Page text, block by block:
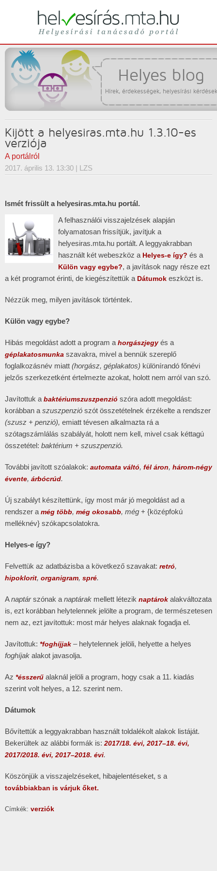
helyesírás
Helyesírási tanácsadó portál
Helyes blog
Hírek, érdekességek, helyesírási kérdések
Kijött a helyesiras.mta.hu 1.3.10-es
verziója
A portálról
2017. április 13. 13:30 | LZS
Ismét frissült a helyesiras.mta.hu portál.
A felhasználói visszajelzések alapján
folyamatosan frissítjük, javítjuk a
helyesiras.mta.hu portált. A leggyakrabban
használt két webeszköz a Helyes-e így? és a
Külön vagy egybe?, a javítások nagy része ezt
a két programot érinti, de kiegészítettük a Dátumok eszközt is.
Nézzük meg, milyen javítások történtek.
Külön vagy egybe?
Hibás megoldást adott a program a horgászjegyés a
géplakatosmunka szavakra, mivel a bennük szereplő
foglalkozásnév miatt (horgász, géplakatos) különírandó főnévi
jelzős szerkezetként értelmezte azokat, holott nem arról van szó.
Javítottuk a baktériumszuszpenzió szóra adott megoldást:
korábban a szuszpenzió szót összetételnek érzékelte a rendszer
(szusz + penzió), emiatt tévesen alkalmazta rá a
szótagszámlálás szabályát, holott nem kell, mivel csak kéttagú
összetétel: baktérium + szuszpenzió.
További javított szóalakok: automata váltó, fél áron, három-négy
évente, árbócrúd.
Új szabályt készítettünk, így most már jó megoldást ad a
rendszer a még több, még okosabb, még + {középfokú
melléknév} szókapcsolatokra.
Helyes-e így?
Felvettük az adatbázisba a következő szavakat: retró,
hipoklorit, organigram, spré.
Anaptárszónak a naptárak mellett létezik naptárok alakváltozata
is, ezt korábban helytelennek jelölte a program, de természetesen
nem az, ezt javítottuk: most már helyes alaknak fogadja el.
Javítottuk: *foghíjjak – helytelennek jelöli, helyette a helyes
foghíjak alakot javasolja.
Az *ésszerű alaknál jelöli a program, hogy csak a 11. kiadás
szerint volt helyes, a 12. szerint nem.
Dátumok
Bővítettük a leggyakrabban használt toldalékolt alakok listáját.
Bekerültek az alábbi formák is: 2017/18. évi, 2017–18. évi,
2017/2018. évi, 2017–2018. évi.
Köszönjük a visszajelzéseket, hibajelentéseket, s a
továbbiakban is várjuk őket.
Címkék: verziók